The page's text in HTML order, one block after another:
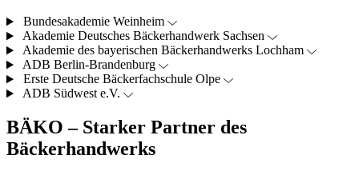
Bundesakademie Weinheim
Akademie Deutsches Bäckerhandwerk Sachsen
Akademie des bayerischen Bäckerhandwerks Lochham
ADB Berlin-Brandenburg
Erste Deutsche Bäckerfachschule Olpe
ADB Südwest e.V.
BÄKO – Starker Partner des
Bäckerhandwerks